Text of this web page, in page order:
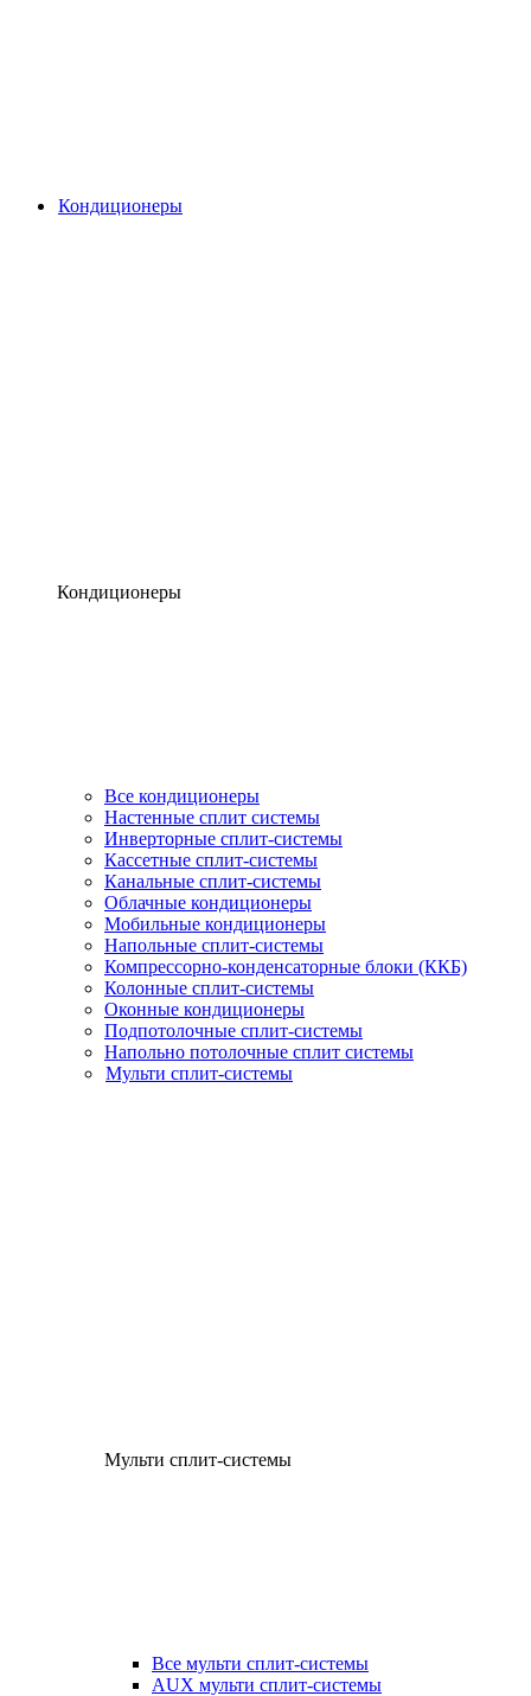
Кондиционеры
Кондиционеры
Все кондиционеры
Настенные сплит системы
Инверторные сплит-системы
Кассетные сплит-системы
Канальные сплит-системы
Облачные кондиционеры
Мобильные кондиционеры
Напольные сплит-системы
Компрессорно-конденсаторные блоки (ККБ)
Колонные сплит-системы
Оконные кондиционеры
Подпотолочные сплит-системы
Напольно потолочные сплит системы
Мульти сплит-системы
Мульти сплит-системы
Все мульти сплит-системы
AUX мульти сплит-системы